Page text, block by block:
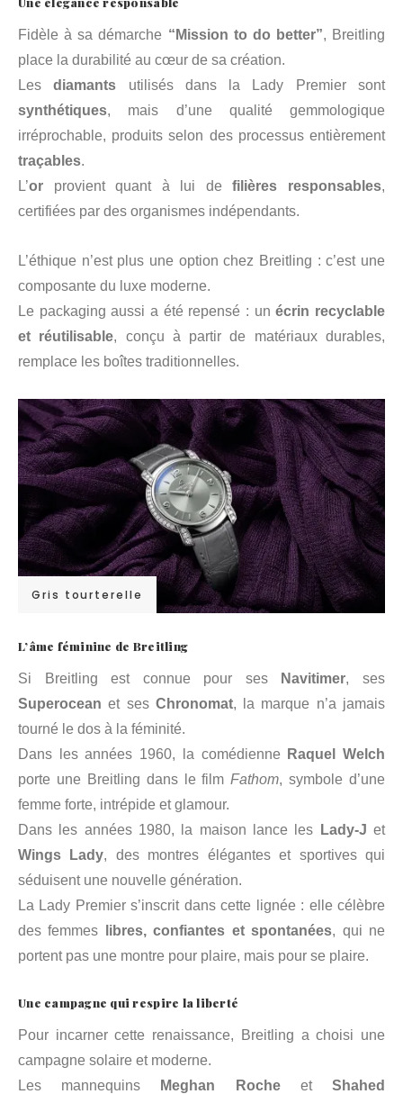
Fidèle à sa démarche “Mission to do better”, Breitling
place la durabilité au cœur de sa création.
Lesdiamants utilisés dans la Lady Premier sont
synthétiques, mais d’une qualité gemmologique
irréprochable, produits selon des processus entièrement
traçables.
L’or provient quant à lui defilières responsables,
certifiées par des organismes indépendants.
L’éthique n’est plus une option chez Breitling : c’est une
composante du luxe moderne.
Le packaging aussi a été repensé : unécrin recyclable
et réutilisable, conçu à partir de matériaux durables,
remplace les boîtes traditionnelles.
Gris tourterelle
L’âme féminine de Breitling
Si Breitling est connue pour ses Navitimer, ses
Superocean et ses Chronomat, la marque n’a jamais
tourné le dos à la féminité.
Dans les années 1960, la comédienne
Raquel Welch
porte une Breitling dans le filmFathom, symbole d’une
femme forte, intrépide et glamour.
Dans les années 1980, la maison lance les
Lady-J et
Wings Lady, des montres élégantes et sportives qui
séduisent une nouvelle génération.
La Lady Premier s’inscrit dans cette lignée : elle célèbre
des femmes
libres, confiantes et spontanées, qui ne
portent pas une montre pour plaire, mais pour se plaire.
Une campagne qui respire la liberté
Pour incarner cette renaissance, Breitling a choisi une
campagne solaire et moderne.
Les mannequins
Meghan RocheetShahed